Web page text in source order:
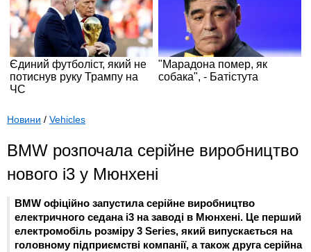
Новини / Vehicles
BMW розпочала серійне виробництво
нового i3 у Мюнхені
BMW офіційно запустила серійне виробництво
електричного седана i3 на заводі в Мюнхені. Це перший
електромобіль розміру 3 Series, який випускається на
головному підприємстві компанії, а також друга серійна